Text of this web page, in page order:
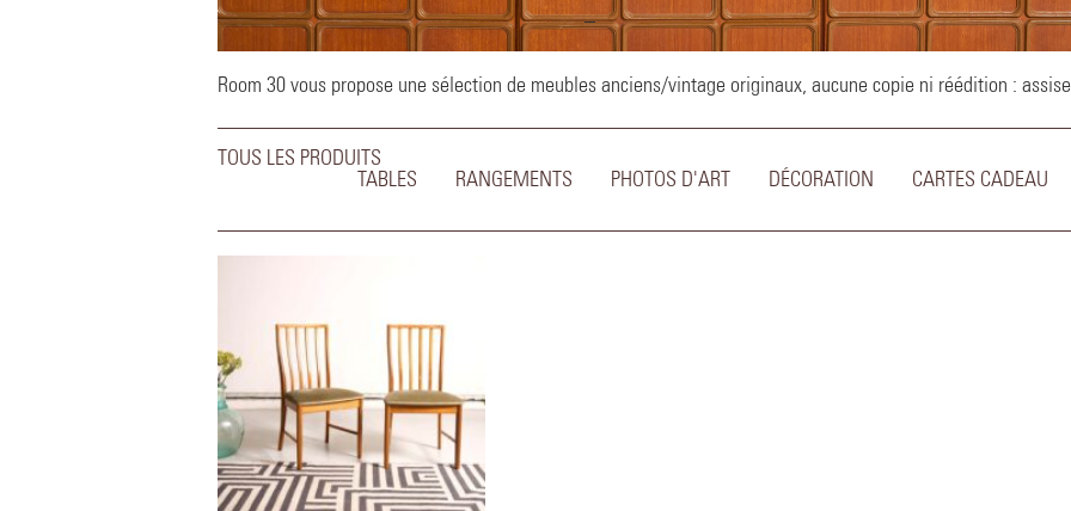
–
Room 30 vous propose une sélection de meubles anciens/vintage originaux, aucune copie ni réédition :
TOUS LES PRODUITS
CARTES CADEAU
DÉCORATION
PHOTOS D'ART
RANGEMENTS
TABLES